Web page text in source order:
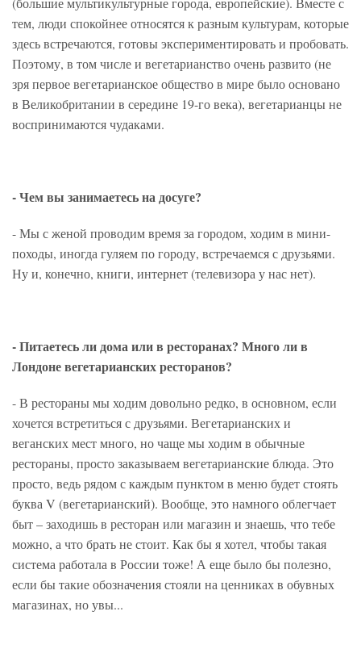
тем, люди спокойнее относятся к разным культурам, которые
здесь встречаются, готовы экспериментировать и пробовать.
Поэтому, в том числе и вегетарианство очень развито (не
зря первое вегетарианское общество в мире было основано
в Великобритании в середине 19-го века), вегетарианцы не
воспринимаются чудаками.
- Чем вы занимаетесь на досуге?
- Мы с женой проводим время за городом, ходим в мини-
походы, иногда гуляем по городу, встречаемся с друзьями.
Ну и, конечно, книги, интернет (телевизора у нас нет).
- Питаетесь ли дома или в ресторанах? Много ли в
Лондоне вегетарианских ресторанов?
- В рестораны мы ходим довольно редко, в основном, если
хочется встретиться с друзьями. Вегетарианских и
веганских мест много, но чаще мы ходим в обычные
рестораны, просто заказываем вегетарианские блюда. Это
просто, ведь рядом с каждым пунктом в меню будет стоять
буква V (вегетарианский). Вообще, это намного облегчает
быт – заходишь в ресторан или магазин и знаешь, что тебе
можно, а что брать не стоит. Как бы я хотел, чтобы такая
система работала в России тоже! А еще было бы полезно,
если бы такие обозначения стояли на ценниках в обувных
магазинах, но увы...